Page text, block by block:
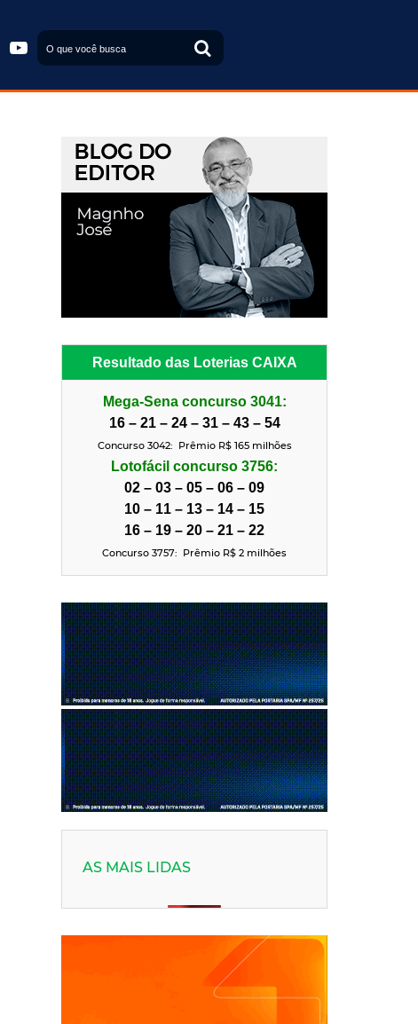
 
Resultado das Loterias CAIXA
Mega-Sena concurso 3041:
16 – 21 – 24 – 31 – 43 – 54
Concurso 3042: Prêmio R$ 165 milhões
Lotofácil concurso 3756:
02 – 03 – 05 – 06 – 09
10 – 11 – 13 – 14 – 15
16 – 19 – 20 – 21 – 22
Concurso 3757: Prêmio R$ 2 milhões
AS MAIS LIDAS